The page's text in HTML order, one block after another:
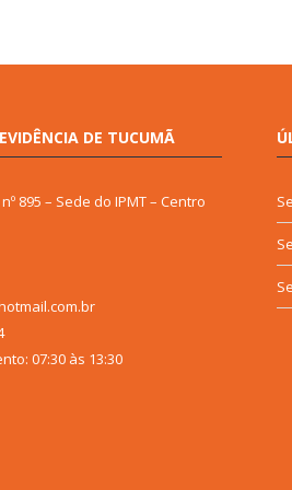
DE TUCUMÃ
895 – Sede do IPMT – Centro
07:30 às 13:30